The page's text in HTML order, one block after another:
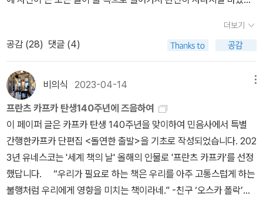
가 이제는 좀 더 선명하게 보입니다. * 지금은 열린책들 책으로 보고
읽었던 책은... 나중에 찾아봐야겠습니다. *** 철두철미하고 처절하
는 것과 전혀 다른 직업으로 돈을 벌면서 이런 좋은 작품을 썼다니 놀
라울 뿐입니다. **** 직장을 다니면서 글을 쓸 수 있겠다는 희망이
들었습니다. 물론 카프카의 글처럼 훌륭한 글은 못 되겠지만.
모조리 태워버리라고 유언을 남겼지만, 브로트는 약속을 어겼다. *
프란츠 카프카, 이주동 옮김 《변신: 단편 전집》 (솔출판사, 2017년)*
프란츠 카프카, 홍성광 옮김 《변신》 (열린책들, 2009년)* 프란츠 카
프카, 전영애 옮김 《변신. 시골 의사》 (민음사, 1998년)체코 프라하
출신의 카프카는 생전에 독일어로 글을 썼다. 이제 카프카의 글은 프
라하를 넘어서서 전 세계 언어의 옷을 입은 채 ‘변신’하여 수많은 독자
를 만나고 있다. * 안톤 체호프, 오종우 옮김 《아내. 세 자매》 (열린책
들, 2024년)* 안톤 체호프, 박현섭 옮김 《상자 속의 사나이》 (문학
동네, 2024년) 카프카에 비하면 체호프에 대한 출판계와 독자들의
관심이 상당히 저조하다. 올해 절반에 들어선 지금까지 출간된 체호
프의 책은 세 권이다. 체호프가 쓴 장편 범죄 소설 《사냥이 끝나고》
더보기
공감 (28) 댓글 (4)
비의식 2023-04-14
프란츠 카프카 탄생140주년에 즈음하여
이 페이퍼 글은 카프카 탄생 140주년을 맞이하여 민음사에서 특별
간행한카프카 단편집 <돌연한 출발>을 기초로 작성되었습니다. 202
3년 유네스코는 '세계 책의 날' 올해의 인물로 '프란츠 카프카'를 선정
했답니다. “우리가 필요로 하는 책은 우리를 아주 고통스럽게 하는
불행처럼 우리에게 영향을 미치는 책이라네.” -친구 ‘오스카 폴락’에